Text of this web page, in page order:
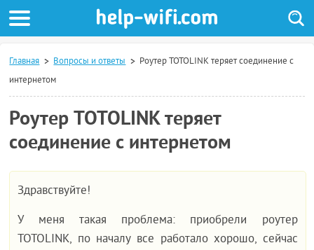
Главная Вопросы и ответы
Роутер TOTOLINK теряет соединение с
интернетом
Роутер TOTOLINK теряет
соединение с интернетом
Здравствуйте!
У меня такая проблема: приобрели роутер
TOTOLINK, по началу все работало хорошо, сейчас